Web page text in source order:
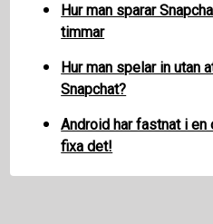
Hur man sparar
timmar
Hur man spelar in utan
Snapchat?
Android har fastnat i
fixa det!